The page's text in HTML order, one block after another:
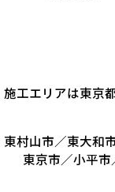
施工エリアは東京
東村山市／東大和
東京市／小平